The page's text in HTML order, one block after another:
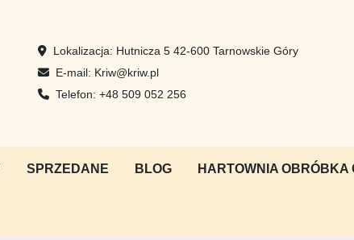
Lokalizacja: Hutnicza 5 42-600 Tarnowskie Góry
E-mail: Kriw@kriw.pl
Telefon: +48 509 052 256
SPRZEDANE BLOG HARTOWNIA